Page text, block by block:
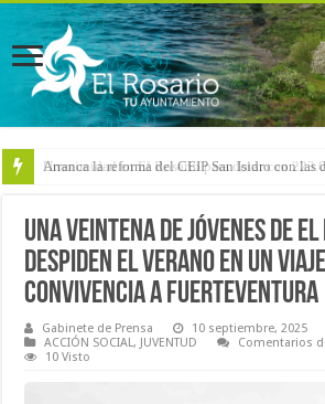
Arranca la reforma del CEIP San Isidro con
Una veintena de jóvenes de
despiden el verano en un
convivencia a Fuerteventura
Gabinete de Prensa
10 septiembre, 2025
ACCIÓN SOCIAL, JUVENTUD Comentarios
10 Visto